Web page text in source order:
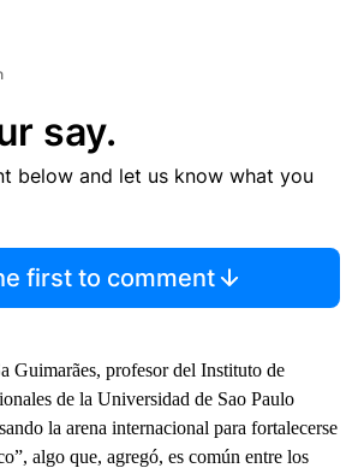
say.
below and let us know what you
first to comment
Guimarães, profesor del Instituto de
de la Universidad de Sao Paulo
la arena internacional para fortalecerse
algo que, agregó, es común entre los